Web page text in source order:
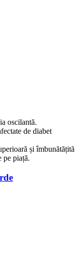
oscilantă.
de diabet
și îmbunătățită
pe piață.